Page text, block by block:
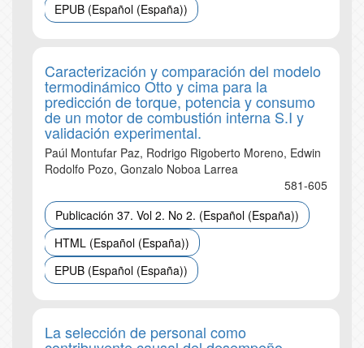
EPUB (Español (España))
Caracterización y comparación del modelo
termodinámico Otto y cima para la
predicción de torque, potencia y consumo
de un motor de combustión interna S.I y
validación experimental.
Paúl Montufar Paz, Rodrigo Rigoberto Moreno, Edwin
Rodolfo Pozo, Gonzalo Noboa Larrea
581-605
Publicación 37. Vol 2. No 2. (Español (España))
HTML (Español (España))
EPUB (Español (España))
La selección de personal como